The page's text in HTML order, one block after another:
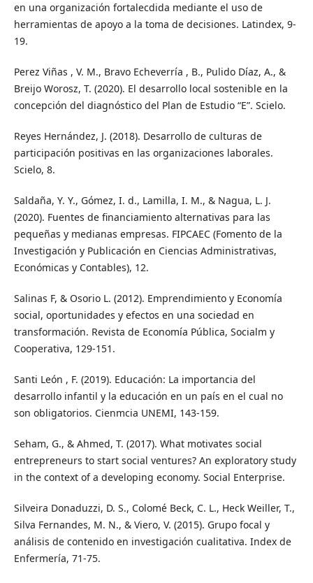
en una organización fortalecdida mediante el uso de
herramientas de apoyo a la toma de decisiones. Latindex, 9-
19.
Perez Viñas , V. M., Bravo Echeverría , B., Pulido Díaz, A., &
Breijo Worosz, T. (2020). El desarrollo local sostenible en la
concepción del diagnóstico del Plan de Estudio “E”. Scielo.
Reyes Hernández, J. (2018). Desarrollo de culturas de
participación positivas en las organizaciones laborales.
Scielo, 8.
Saldaña, Y. Y., Gómez, I. d., Lamilla, I. M., & Nagua, L. J.
(2020). Fuentes de financiamiento alternativas para las
pequeñas y medianas empresas. FIPCAEC (Fomento de la
Investigación y Publicación en Ciencias Administrativas,
Económicas y Contables), 12.
Salinas F, & Osorio L. (2012). Emprendimiento y Economía
social, oportunidades y efectos en una sociedad en
transformación. Revista de Economía Pública, Socialm y
Cooperativa, 129-151.
Santi León , F. (2019). Educación: La importancia del
desarrollo infantil y la educación en un país en el cual no
son obligatorios. Cienmcia UNEMI, 143-159.
Seham, G., & Ahmed, T. (2017). What motivates social
entrepreneurs to start social ventures? An exploratory study
in the context of a developing economy. Social Enterprise.
Silveira Donaduzzi, D. S., Colomé Beck, C. L., Heck Weiller, T.,
Silva Fernandes, M. N., & Viero, V. (2015). Grupo focal y
análisis de contenido en investigación cualitativa. Index de
Enfermería, 71-75.